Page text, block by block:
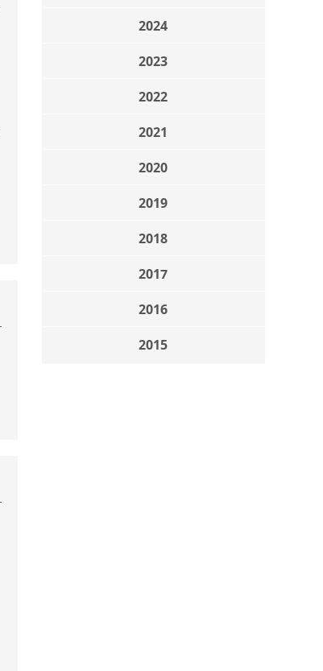
2024
2023
2022
2021
2020
2019
2018
2017
2016
2015